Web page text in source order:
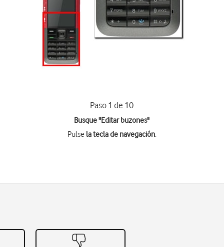
Paso 1 de 10
Busque "Editar buzones"
Pulse la tecla de navegación.